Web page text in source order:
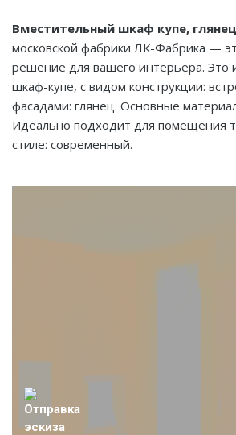
Вместительный шкаф купе,
московской фабрики ЛК-Фабрика —
решение для вашего интерьера. Это
шкаф-купе, с видом конструкции:
фасадами: глянец. Основные
Идеально подходит для помещения
стиле: современный.